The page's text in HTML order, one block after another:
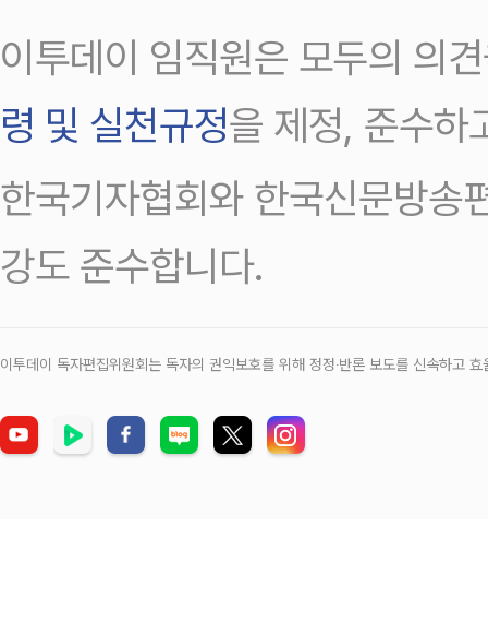
이투데이 임직원은 모두의 의
령 및 실천규정을 제정, 준수하
한국기자협회와 한국신문방송
강도 준수합니다.
이투데이 독자편집위원회는 독자의 권익보호를 위해 정정‧반론 보도를 신속하고